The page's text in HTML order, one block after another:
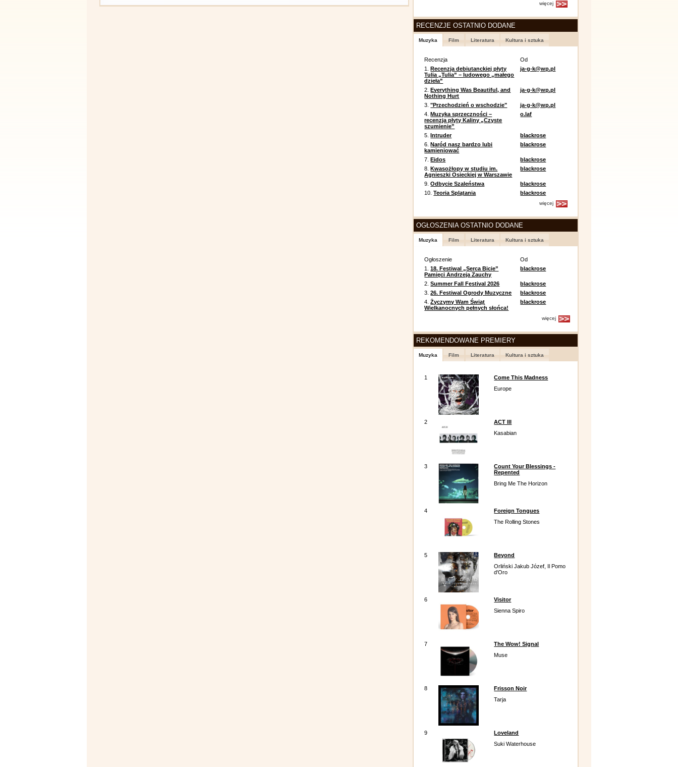
więcej
RECENZJE OSTATNIO DODANE
Muzyka Film Literatura Kultura i sztuka
Recenzja
Od
1.Recenzja debiutanckiej płyty
Tulia „Tulia” – ludowego „małego
dzieła”
ja-g-k@wp.pl
2.Everything Was Beautiful, and
Nothing Hurt
ja-g-k@wp.pl
3."Przechodzień o wschodzie"
ja-g-k@wp.pl
4.Muzyka sprzeczności –
recenzja płyty Kaliny „Czyste
szumienie”
o.laf
5.Intruder
blackrose
6.Naród nasz bardzo lubi
kamieniować
blackrose
7.Eidos
blackrose
8.Kwasożłopy w studiu im.
Agnieszki Osieckiej w Warszawie
blackrose
9.Odbycie Szaleństwa
blackrose
10.Teoria Splątania blackrose
więcej
OGŁOSZENIA OSTATNIO DODANE
Muzyka Film Literatura Kultura i sztuka
Ogłoszenie
Od
1.18. Festiwal „Serca Bicie”
Pamięci Andrzeja Zauchy
blackrose
2.Summer Fall Festival 2026
blackrose
3.26. Festiwal Ogrody Muzyczne
blackrose
4.Życzymy Wam Świąt
Wielkanocnych pełnych słońca!
blackrose
więcej
REKOMENDOWANE PREMIERY
Muzyka Film Literatura Kultura i sztuka
1
Come This Madness
Europe
2
ACT III
Kasabian
3
Count Your Blessings -
Repented
Bring Me The Horizon
4
Foreign Tongues
The Rolling Stones
5
Beyond
Orliński Jakub Józef, Il Pomo
d'Oro
6
Visitor
Sienna Spiro
7
The Wow! Signal
Muse
8
Frisson Noir
Tarja
9
Loveland
Suki Waterhouse